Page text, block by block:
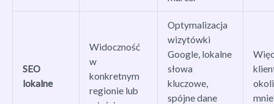
SEO
lokalne
Widoczność
w
konkretnym
regionie lub
Optymalizacja
wizytówki
Google, lokalne
słowa
kluczowe,
spójne dane